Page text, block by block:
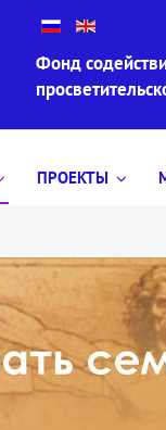
Фонд
ПРОЕКТЫ